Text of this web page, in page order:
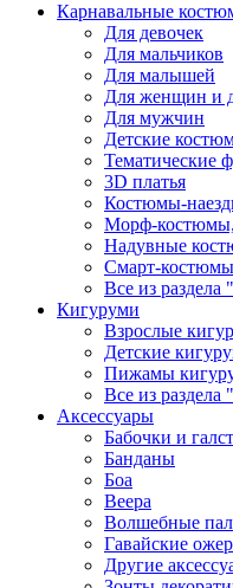
Карнавальные
Для девочек
Для мальчиков
Для малышей
Для женщин и
Для мужчин
Детские
Тематические
3D платья
Костюмы-
Морф-костюмы,
Надувные
Смарт-костюмы
Все из
Кигуруми
Взрослые
Детские
Пижамы
Все из
Аксессуары
Бабочки и
Банданы
Боа
Веера
Волшебные
Гавайские
Другие